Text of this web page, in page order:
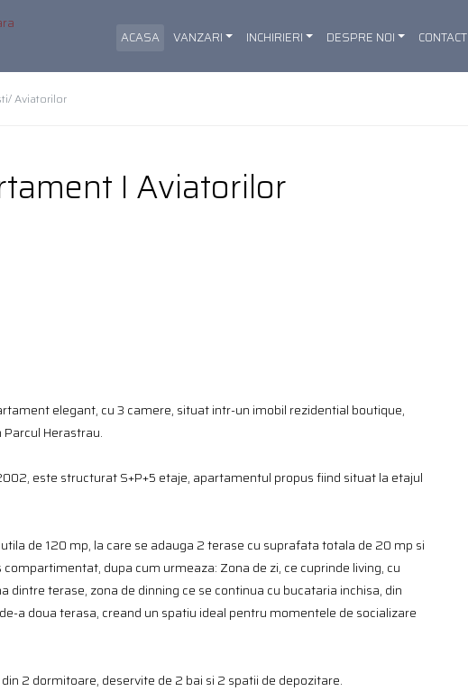
ACASA VANZARI INCHIRIERI DESPRE NOI CONTACT
/ Aviatorilor
I Aviatorilor
elegant, cu 3 camere, situat intr-un imobil rezidential boutique,
Herastrau.
este structurat S+P+5 etaje, apartamentul propus fiind situat la etajul
de 120 mp, la care se adauga 2 terase cu suprafata totala de 20 mp si
dupa cum urmeaza: Zona de zi, ce cuprinde living, cu
dintre terase, zona de dinning ce se continua cu bucataria inchisa, din
a doua terasa, creand un spatiu ideal pentru momentele de socializare
2 dormitoare, deservite de 2 bai si 2 spatii de depozitare.